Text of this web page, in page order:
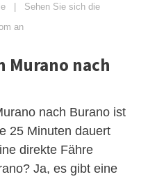
| Sehen Sie sich die
an
Murano nach
nach Burano ist
25 Minuten dauert
direkte Fähre
Ja, es gibt eine